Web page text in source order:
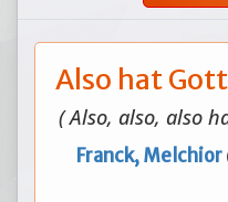
Also hat
( Also, also, also
Franck, Melchior